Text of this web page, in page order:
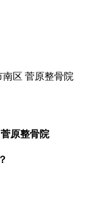
南区 菅原整骨院
原整骨院